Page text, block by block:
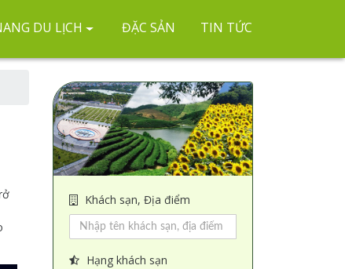
DU LỊCH ĐẶC SẢN TIN TỨC
Khách sạn, Địa điểm
Hạng khách sạn